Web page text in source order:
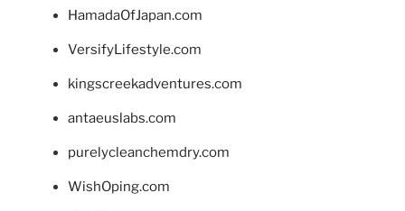
HamadaOfJapan.com
VersifyLifestyle.com
kingscreekadventures.com
antaeuslabs.com
purelycleanchemdry.com
WishOping.com